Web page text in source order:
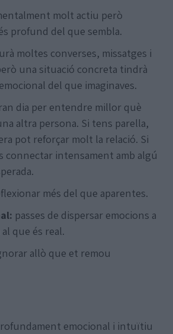
molt actiu però
profund del que sembla.
moltes converses, missatges i
una situació concreta tindrà
del que imaginaves.
dia per entendre millor què
altra persona. Si tens parella,
pot reforçar molt la relació. Si
connectar intensament amb algú
més del que aparentes.
passes de dispersar emocions a
que és real.
allò que et remou
emocional i intuïtiu